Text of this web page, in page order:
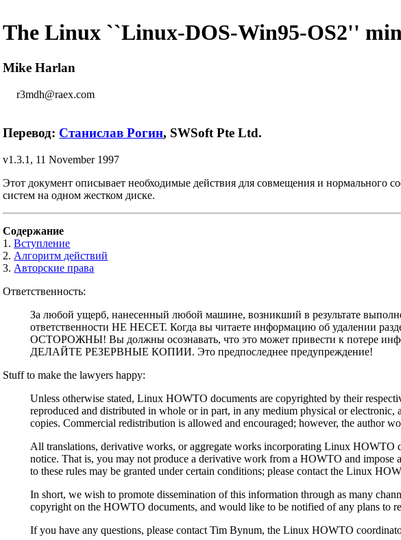
The Linux ``Linux-DOS-Win95-OS2''
Mike Harlan
r3mdh@raex.com
Перевод: Станислав Рогин, SWSoft Pte Ltd.
v1.3.1, 11 November 1997
Этот документ описывает необходимые действия для совмещения и нормального
систем на одном жестком диске.
Содержание
1.Вступление
2. Алгоритм действий
3. Авторские права
Ответственность:
За любой ущерб, нанесенный любой машине, возникший в результате
ответственности НЕ НЕСЕТ. Когда вы читаете информацию об удалении
ОСТОРОЖНЫ! Вы должны осознавать, что это может привести к потере
ДЕЛАЙТЕ РЕЗЕРВНЫЕ КОПИИ. Это предпоследнее предупреждение!
Stuff to make the lawyers happy:
Unless otherwise stated, Linux HOWTO documents are copyrighted by their
reproduced and distributed in whole or in part, in any medium physical or electronic,
copies. Commercial redistribution is allowed and encouraged; however, the author
All translations, derivative works, or aggregate works incorporating Linux HOWTO
notice. That is, you may not produce a derivative work from a HOWTO and impose
to these rules may be granted under certain conditions; please contact the Linux
In short, we wish to promote dissemination of this information through as many
copyright on the HOWTO documents, and would like to be notified of any plans to
If you have any questions, please contact Tim Bynum, the Linux HOWTO